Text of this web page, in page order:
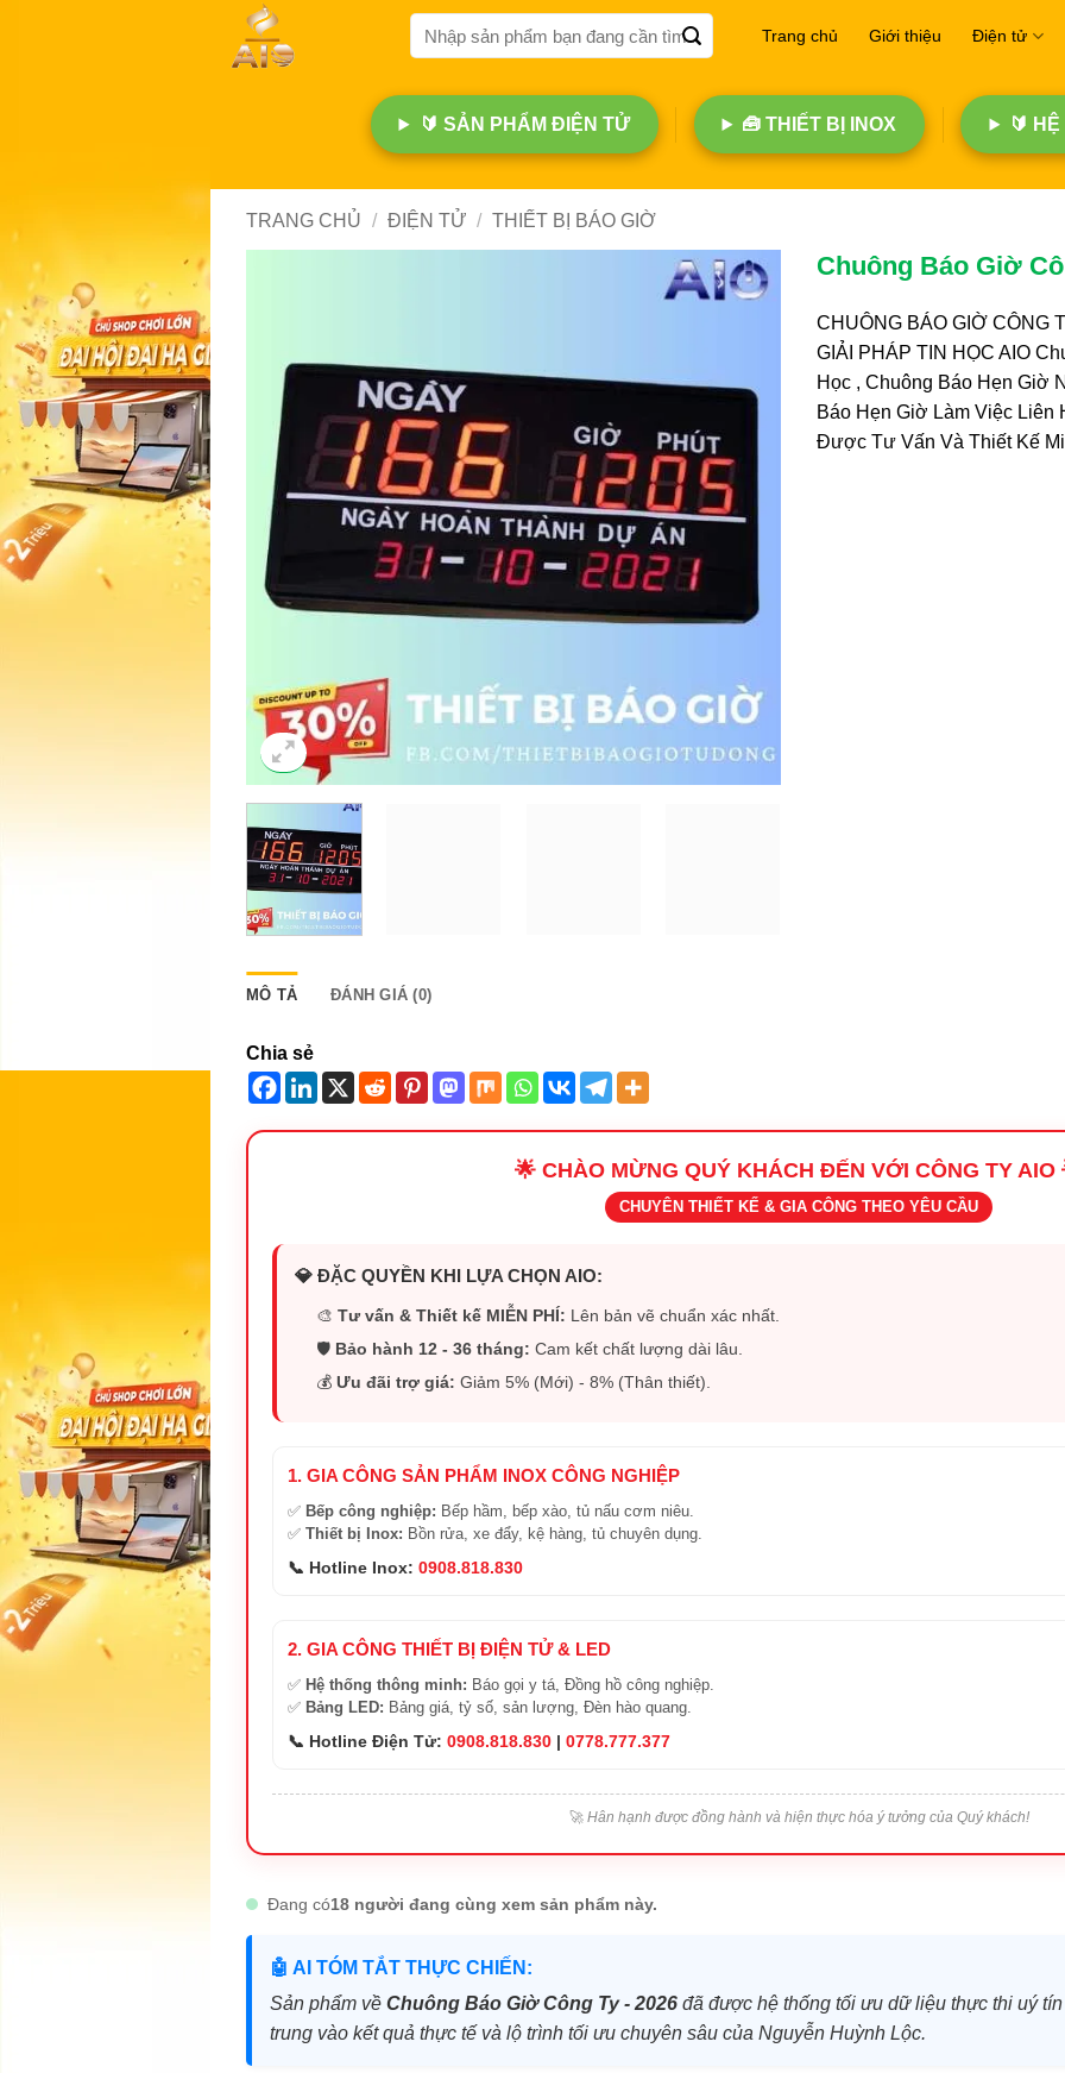
qua
nội
Tìm
kiếm:
Trang chủ Giới thiệu Điện tử
🔰 SẢN PHẨM ĐIỆN TỬ 🧰 THIẾT BỊ INOX 🔰
TRANG CHỦ / ĐIỆN TỬ / THIẾT BỊ BÁO GIỜ
Chuông Báo Giờ
CHUÔNG BÁO GIỜ CÔNG
GIẢI PHÁP TIN HỌC AIO
Học , Chuông Báo Hẹn Giờ
Báo Hẹn Giờ Làm Việc Liên
Được Tư Vấn Và Thiết Kế
MÔ TẢ ĐÁNH GIÁ (0)
Chia sẻ
🌟 CHÀO MỪNG QUÝ KHÁCH ĐẾN VỚI CÔNG TY AIO
CHUYÊN THIẾT KẾ & GIA CÔNG THEO YÊU CẦU
💎 ĐẶC QUYỀN KHI LỰA CHỌN AIO:
🎨Tư vấn & Thiết kế MIỄN PHÍ: Lên bản vẽ chuẩn xác nhất.
🛡️ Bảo hành 12 - 36 tháng: Cam kết chất lượng dài lâu.
💰Ưu đãi trợ giá: Giảm 5% (Mới) - 8% (Thân thiết).
1. GIA CÔNG SẢN PHẨM INOX CÔNG NGHIỆP
✅ Bếp công nghiệp: Bếp hầm, bếp xào, tủ nấu cơm niêu.
✅ Thiết bị Inox: Bồn rửa, xe đẩy, kệ hàng, tủ chuyên dụng.
📞 Hotline Inox: 0908.818.830
2. GIA CÔNG THIẾT BỊ ĐIỆN TỬ & LED
✅ Hệ thống thông minh: Báo gọi y tá, Đồng hồ công nghiệp.
✅ Bảng LED: Bảng giá, tỷ số, sản lượng, Đèn hào quang.
📞 Hotline Điện Tử: 0908.818.830 | 0778.777.377
🚀 Hân hạnh được đồng hành và hiện thực hóa ý tưởng của Quý khách!
Đang có18 người đang cùng xem sản phẩm này.
🤖 AI TÓM TẮT THỰC CHIẾN:
Sản phẩm về Chuông Báo Giờ Công Ty - 2026 đã được hệ thống tối ưu dữ liệu thực thi uý
trung vào kết quả thực tế và lộ trình tối ưu chuyên sâu của Nguyễn Huỳnh Lộc.